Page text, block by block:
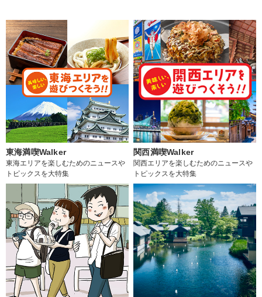
東海満喫Walker
東海エリアを楽しむためのニュースや
トピックスを大特集
関西満喫Walker
関西エリアを楽しむためのニュースや
トピックスを大特集